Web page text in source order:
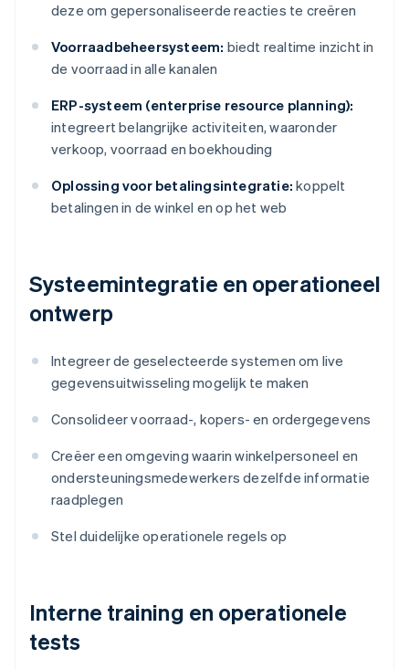
deze om gepersonaliseerde reacties te creëren
Voorraadbeheersysteem: biedt realtime inzicht in
de voorraad in alle kanalen
ERP-systeem (enterprise resource planning):
integreert belangrijke activiteiten, waaronder
verkoop, voorraad en boekhouding
Oplossing voor betalingsintegratie: koppelt
betalingen in de winkel en op het web
Systeemintegratie en operationeel
ontwerp
Integreer de geselecteerde systemen om live
gegevensuitwisseling mogelijk te maken
Consolideer voorraad-, kopers- en ordergegevens
Creëer een omgeving waarin winkelpersoneel en
ondersteuningsmedewerkers dezelfde informatie
raadplegen
Stel duidelijke operationele regels op
Interne training en operationele
tests